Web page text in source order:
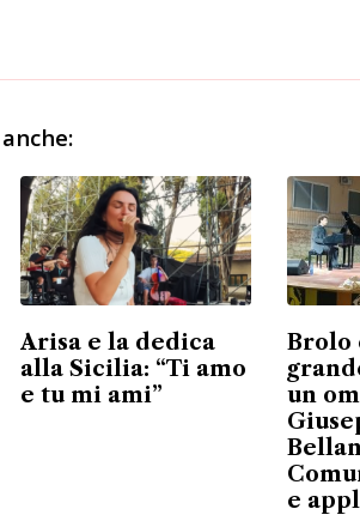
Arisa e la dedica
alla Sicilia: “Ti amo
e tu mi ami”
Brolo
un
e